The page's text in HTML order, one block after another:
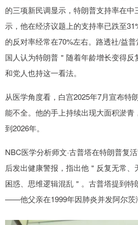
的三项新民调显示，特朗普支持率在中
示，他在经济议题上的支持率已跌至
的反对率经常在70%左右。路透社/益
国人认为特朗普＂随着年龄增长变得
和党人也持这一看法。
从医学角度看，白宫2025年7月宣布特
能不全。他的手上持续出现大面积淤青
到2026年。
NBC医学分析师文·古普塔在特朗普复
后发出健康警报，指出他＂反复无常、
困惑、思维逻辑混乱＂。古普塔提到特
——他父亲在1999年因肺炎并发阿尔茨